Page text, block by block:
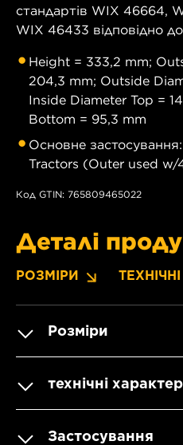
стандартів WIX 46664,
WIX 46433 відповідно до
Height = 333,2 mm;
204,3 mm; Outside
Inside Diameter Top =
Bottom = 95,3 mm
Основне
Tractors (Outer used
Код GTIN: 765809465022
Деталі
РОЗМІРИ
Розміри
технічні
Застосування